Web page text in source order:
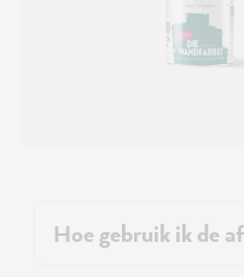
Hoe gebruik ik de